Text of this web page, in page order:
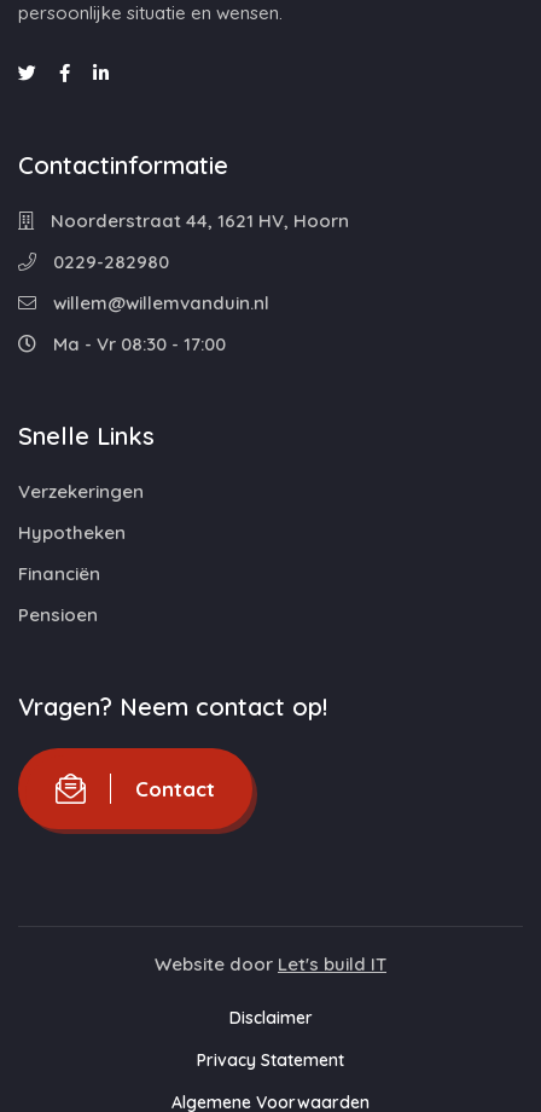
persoonlijke situatie en wensen.
Contactinformatie
Noorderstraat 44, 1621 HV, Hoorn
0229-282980
willem@willemvanduin.nl
Ma - Vr 08:30 - 17:00
Snelle Links
Verzekeringen
Hypotheken
Financiën
Pensioen
Vragen? Neem contact op!
Contact
Website door Let's build IT
Disclaimer
Privacy Statement
Algemene Voorwaarden